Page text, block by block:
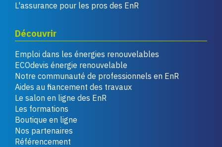
L'assurance pour les pros des EnR
Découvrir
Emploi dans les énergies renouvelables
ECOdevis énergie renouvelable
Notre communauté de professionnels en EnR
Aides au financement des travaux
Le salon en ligne des EnR
Les formations
Boutique en ligne
Nos partenaires
Référencement